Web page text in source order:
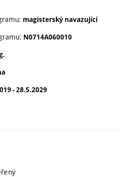
magisterský navazující
N0714A060010
- 28.5.2029